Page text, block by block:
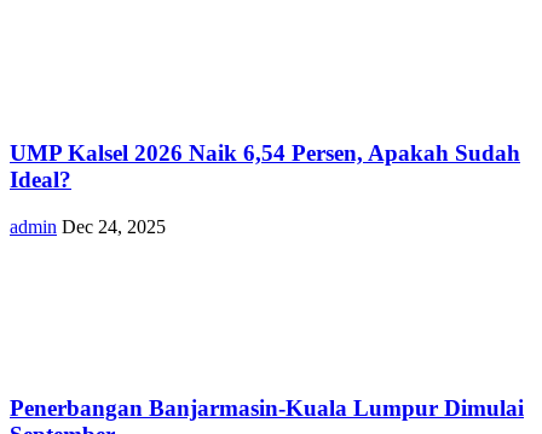
UMP Kalsel 2026 Naik 6,54 Persen, Apakah Sudah
Ideal?
admin Dec 24, 2025
Penerbangan Banjarmasin-Kuala Lumpur Dimulai